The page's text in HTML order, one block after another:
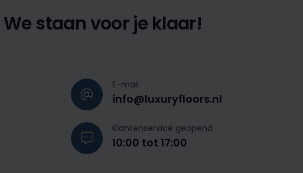
We staan voor je klaar!
E-mail
info@luxuryfloors.nl
Klantenservice geopend
10:00 tot 17:00